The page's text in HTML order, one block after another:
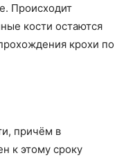
Происходит
кости остаются
крохи по
причём в
к этому сроку